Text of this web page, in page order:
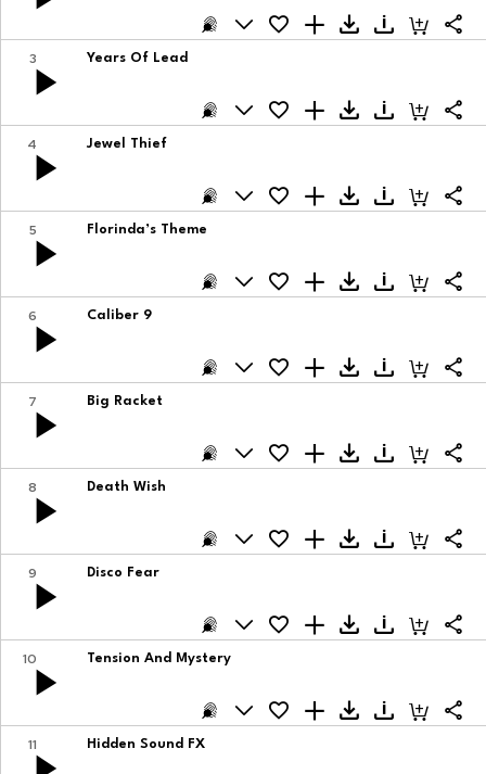
3 Years Of Lead
4 Jewel Thief
5 Florinda’s Theme
6 Caliber 9
7 Big Racket
8 Death Wish
9 Disco Fear
10 Tension And Mystery
11 Hidden Sound FX